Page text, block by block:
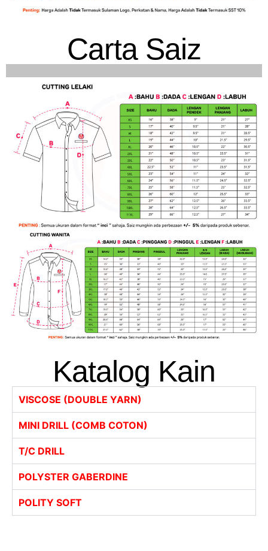
Carta Saiz
Katalog Kain
VISCOSE (DOUBLE YARN)
MINI DRILL (COMB COTON)
T/C DRILL
POLYSTER GABERDINE
POLITY SOFT